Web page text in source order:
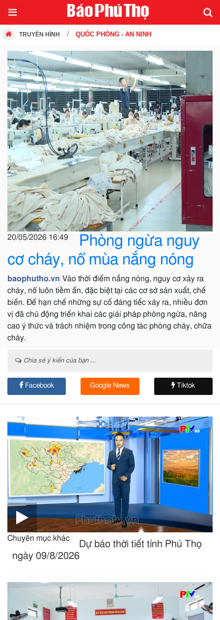
TRUYỀN HÌNH QUỐC PHÒNG - AN NINH
20/05/2026 16:49
Phòng ngừa nguy
cơ cháy, nổ mùa nắng nóng
baophutho.vn Vào thời điểm nắng nóng, nguy cơ xảy ra
cháy, nổ luôn tiềm ẩn, đặc biệt tại các cơ sở sản xuất, chế
biến. Để hạn chế những sự cố đáng tiếc xảy ra, nhiều đơn
vị đã chủ động triển khai các giải pháp phòng ngừa, nâng
cao ý thức và trách nhiệm trong công tác phòng cháy, chữa
cháy.
Chia sẻ ý kiến của bạn ...
Facebook Google News Tiktok
Chuyên mục khác
Dự báo thời tiết tỉnh Phú Thọ
ngày 09/8/2026